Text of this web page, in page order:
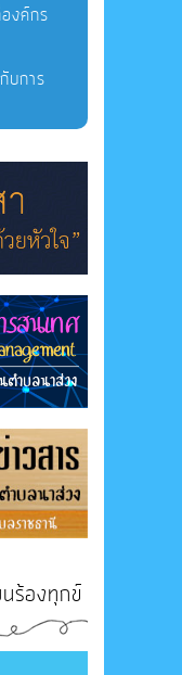
งค์กร
บการ
นร้องทุกข์